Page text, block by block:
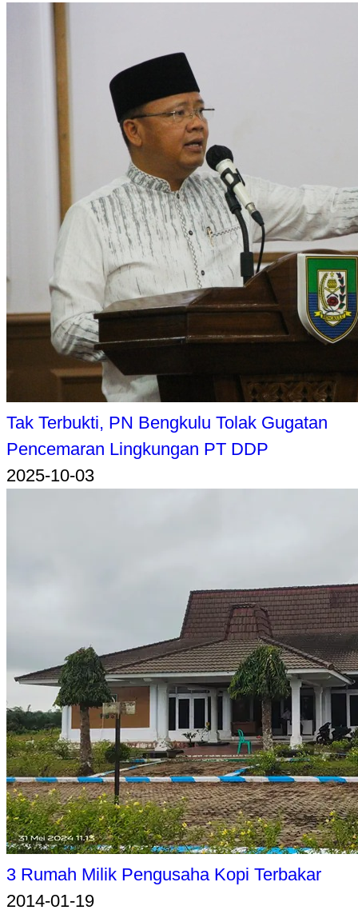
Tak Terbukti, PN Bengkulu Tolak Gugatan
Pencemaran Lingkungan PT DDP
2025-10-03
3 Rumah Milik Pengusaha Kopi Terbakar
2014-01-19